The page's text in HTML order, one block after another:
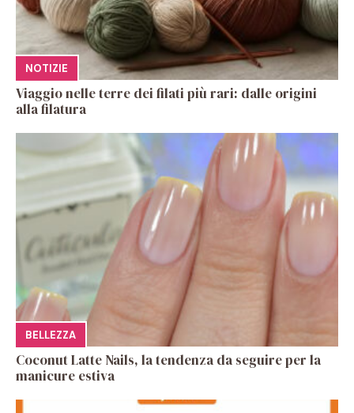
NOTIZIE
Viaggio nelle terre dei filati più rari: dalle origini
alla filatura
BELLEZZA
Coconut Latte Nails, la tendenza da seguire per la
manicure estiva